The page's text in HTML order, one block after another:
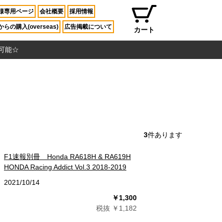
専用ページ 会社概要 採用情報
らの購入(overseas) 広告掲載について カート
能☆
3件あります
F1速報別冊 Honda RA618H & RA619H
HONDA Racing Addict Vol.3 2018-2019
2021/10/14
￥1,300
税抜 ￥1,182